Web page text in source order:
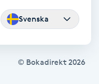
Svenska
© Bokadirekt 2026